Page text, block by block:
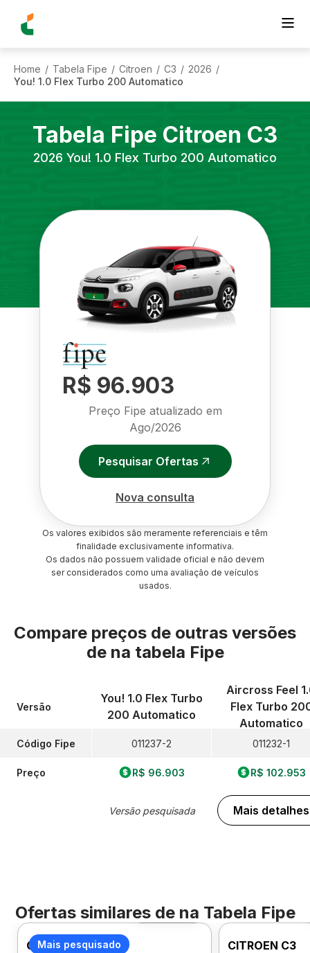
Home / Tabela Fipe / Citroen / C3 / 2026 /
You! 1.0 Flex Turbo 200 Automatico
Tabela Fipe Citroen C3
2026 You! 1.0 Flex Turbo 200 Automatico
R$ 96.903
Preço Fipe atualizado em
Ago/2026
Pesquisar Ofertas
Nova consulta
Os valores exibidos são meramente referenciais e têm
finalidade exclusivamente informativa.
Os dados não possuem validade oficial e não devem
ser considerados como uma avaliação de veículos
usados.
Compare preços de outras versões
de na tabela Fipe
Versão
Código Fipe
Preço
You! 1.0 Flex Turbo
200 Automatico
011237-2
R$ 96.903
Versão pesquisada
Aircross Feel
Flex Turbo
Automatico
011232-1
R$ 102.953
Mais detalhes
Ofertas similares de na Tabela Fipe
Mais pesquisado
Foto 360º
CITROEN C3 CITROEN C3